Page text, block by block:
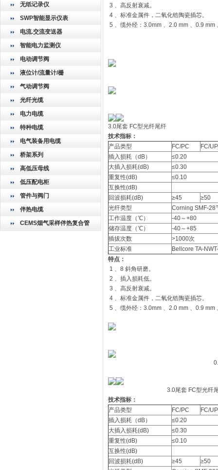
无纸记录仪
SWP智能显示仪表
电流.交流变送器
智能电力监测仪
电动调节阀
液位计/流量计/栅
气动调节阀
光纤光缆
电力电缆
特种电缆
电气装备用电缆
桥架系列
高低压母线
低压配电柜
管件与阀门
伴热电缆
CEMS烟气采样伴热复合管
3 、高反射衰减。
4 、标准金属件，二氧化锆陶瓷插芯。
5 、缆外经：3.0mm 、2.0 mm 、0.9 mm
3.0尾套 FC型光纤尾纤 3.0尾
技术指标：
产品类型
FC/PC
FC/
插入损耗（dB）
≤0.20
大插入损耗(dB)
≤0.30
重复性(dB)
≤0.10
互换性(dB)
回波损耗(dB)
≥45
≥50
光纤类型
Corning SMF-
工作温度（℃）
-40～+80
储存温度（℃）
-40～+85
插拔次数
>1000次
工业标准
Bellcore TA-
特点：
1 、8 斜角研磨。
2 、插入损耗低。
3 、高反射衰减。
4 、标准金属件，二氧化锆陶瓷插芯。
5 、缆外经：3.0mm 、2.0 mm 、0.9 mm
3.0尾套 FC
技术指标：
产品类型
FC/PC
FC/
插入损耗（dB）
≤0.20
大插入损耗(dB)
≤0.30
重复性(dB)
≤0.10
互换性(dB)
回波损耗(dB)
≥45
≥50